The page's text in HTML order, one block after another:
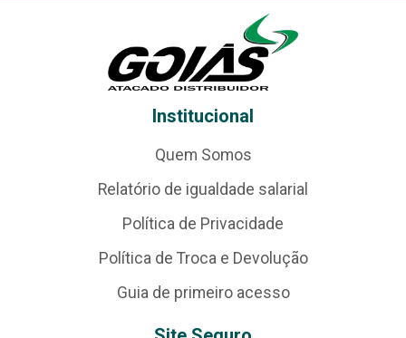
Institucional
Quem Somos
Relatório de igualdade salarial
Política de Privacidade
Política de Troca e Devolução
Guia de primeiro acesso